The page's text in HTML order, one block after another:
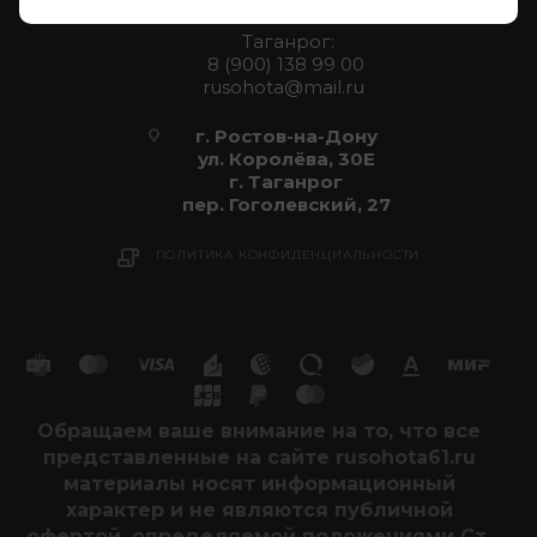
Таганрог:
8 (900) 138 99 00
rusohota@mail.ru
г. Ростов-на-Дону
ул. Королёва, 30Е
г. Таганрог
пер. Гоголевский, 27
ПОЛИТИКА КОНФИДЕНЦИАЛЬНОСТИ
Обращаем ваше внимание на то, что все
представленные на сайте rusohota61.ru
материалы носят информационный
характер и не являются публичной